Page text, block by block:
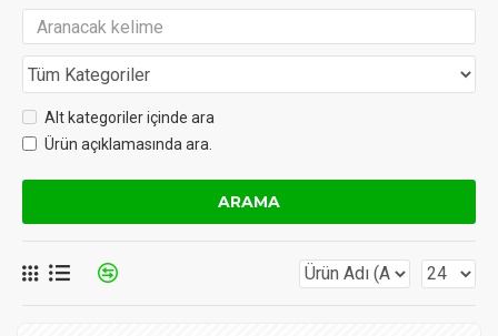
Alt kategoriler içinde ara
Ürün açıklamasında ara.
ARAMA